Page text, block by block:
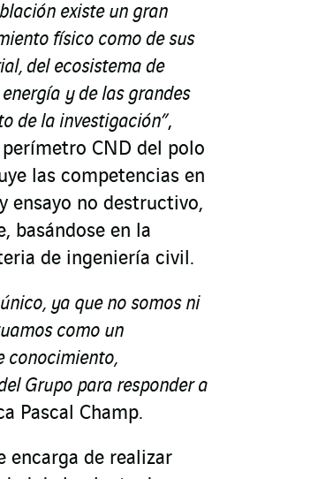
existe un gran
físico como de sus
del ecosistema de
y de las grandes
de la investigación”,
CND del polo
las competencias en
ensayo no destructivo,
basándose en la
de ingeniería civil.
ya que no somos ni
como un
conocimiento,
Grupo para responder a
Pascal Champ.
encarga de realizar